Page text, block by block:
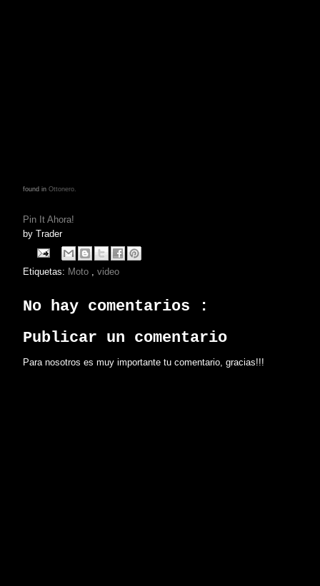
found in Ottonero.
Pin It Ahora!
by Trader
Etiquetas: Moto video
No hay comentarios :
Publicar un comentario
Para nosotros es muy importante tu comentario, gracias!!!